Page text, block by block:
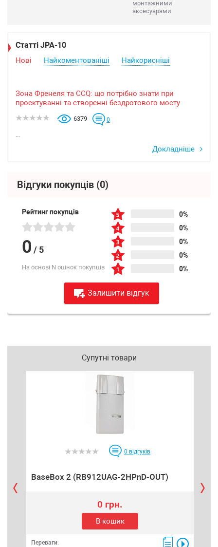
монтажними
аксесуарами
Статті JPA-10
Нові Найкоментованіші Найкорисніші
Зона Френеля та CCQ: що потрібно знати при
проектуванні та створенні бездротового мосту
6379 0
...
Докладніше
Відгуки покупців (0)
Рейтинг покупців
0 / 5
На основі N оцінок покупців
0%
0%
0%
0%
0%
Залишити відгук
Супутні товари
0 відгуків
BaseBox 2 (RB912UAG-2HPnD-OUT)
0 грн.
В кошик
Переваги: